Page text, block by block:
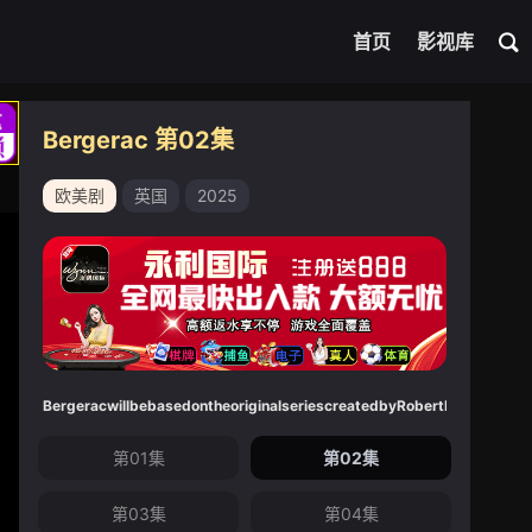
首页 影视库
Bergerac 第02集
欧美剧 英国 2025
第01集 第02集
第03集 第04集